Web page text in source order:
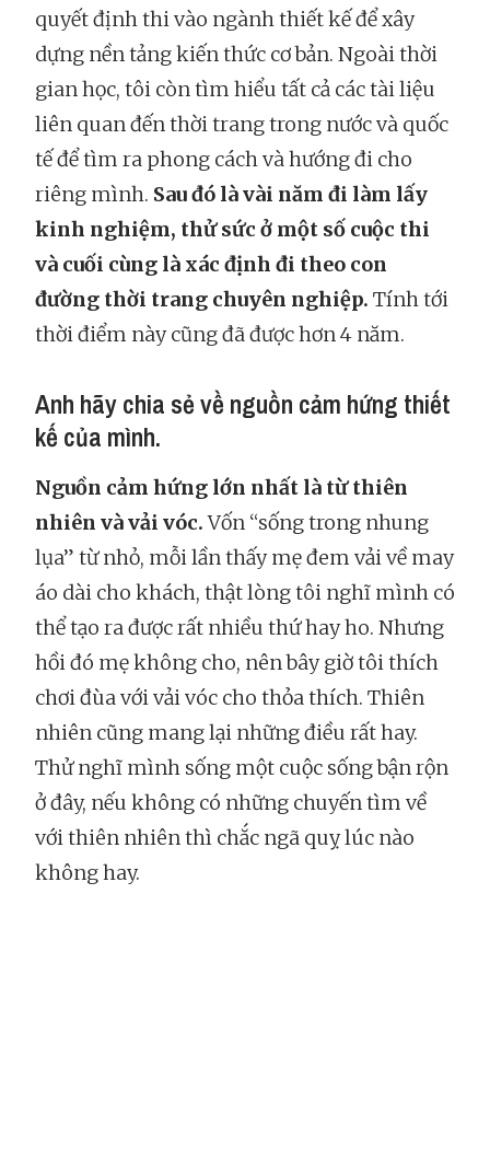
quyết định thi vào ngành thiết kế để xây
dựng nền tảng kiến thức cơ bản. Ngoài thời
gian học, tôi còn tìm hiểu tất cả các tài liệu
liên quan đến thời trang trong nước và quốc
tế để tìm ra phong cách và hướng đi cho
riêng mình. Sau đó là vài năm đi làm lấy
kinh nghiệm, thử sức ở một số cuộc thi
và cuối cùng là xác định đi theo con
đường thời trang chuyên nghiệp. Tính tới
thời điểm này cũng đã được hơn 4 năm.
Anh hãy chia sẻ về nguồn cảm hứng thiết
kế của mình.
Nguồn cảm hứng lớn nhất là từ thiên
nhiên và vải vóc.Vốn “sống trong nhung
lụa” từ nhỏ, mỗi lần thấy mẹ đem vải về may
áo dài cho khách, thật lòng tôi nghĩ mình có
thể tạo ra được rất nhiều thứ hay ho. Nhưng
hồi đó mẹ không cho, nên bây giờ tôi thích
chơi đùa với vải vóc cho thỏa thích. Thiên
nhiên cũng mang lại những điều rất hay.
Thử nghĩ mình sống một cuộc sống bận rộn
ở đây, nếu không có những chuyến tìm về
với thiên nhiên thì chắc ngã quỵ lúc nào
không hay.